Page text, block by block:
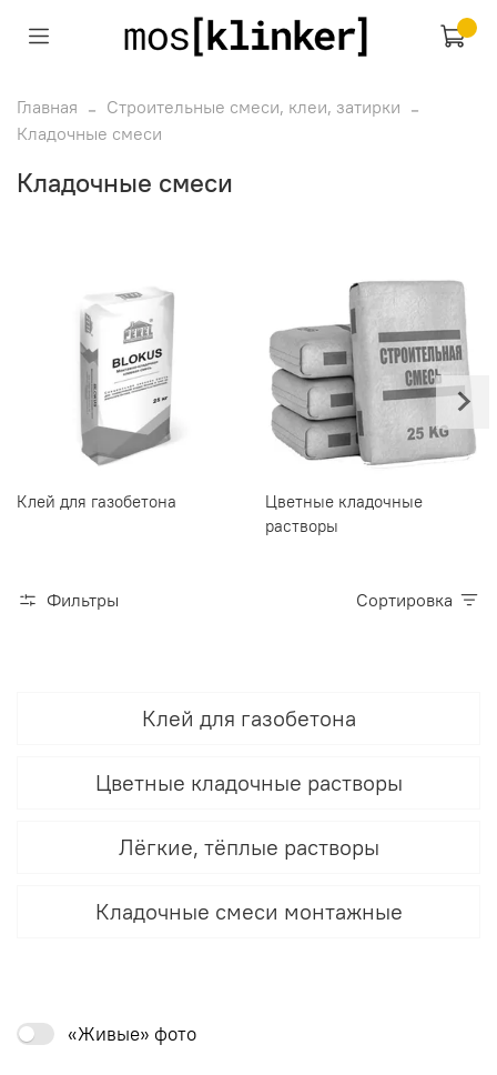
Главная
Строительные смеси, клеи, затирки
Кладочные смеси
Кладочные смеси
Клей для газобетона
Цветные кладочные
растворы
Фильтры Сортировка
Клей для газобетона
Цветные кладочные растворы
Лёгкие, тёплые растворы
Кладочные смеси монтажные
«Живые» фото